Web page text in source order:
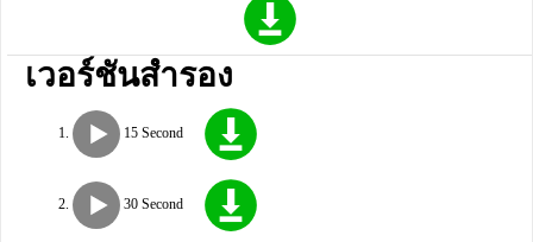
เวอร์ชันสำรอง
15 Second
30 Second